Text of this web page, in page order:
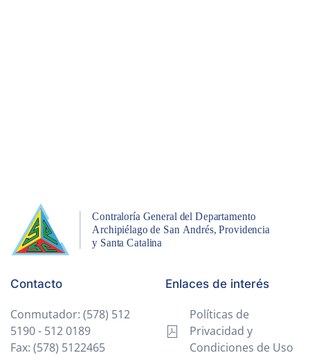
Contacto
Conmutador: (578) 512
5190 - 512 0189
Fax: (578) 5122465
Enlaces de interés
Políticas de
Privacidad y
Condiciones de Uso